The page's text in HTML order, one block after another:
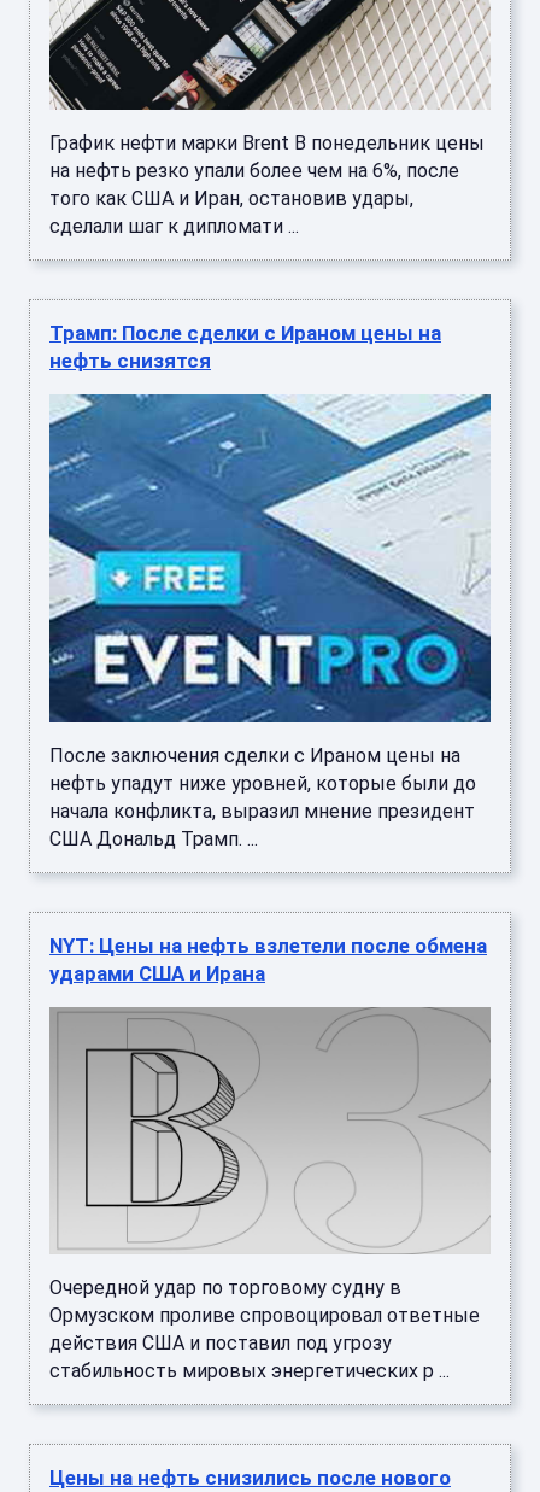
График нефти марки Brent В понедельник цены
на нефть резко упали более чем на 6%, после
того как США и Иран, остановив удары,
сделали шаг к дипломати ...
Трамп: После сделки с Ираном цены на
нефть снизятся
После заключения сделки с Ираном цены на
нефть упадут ниже уровней, которые были до
начала конфликта, выразил мнение президент
США Дональд Трамп. ...
NYT: Цены на нефть взлетели после обмена
ударами США и Ирана
Очередной удар по торговому судну в
Ормузском проливе спровоцировал ответные
действия США и поставил под угрозу
стабильность мировых энергетических р ...
Цены на нефть снизились после нового